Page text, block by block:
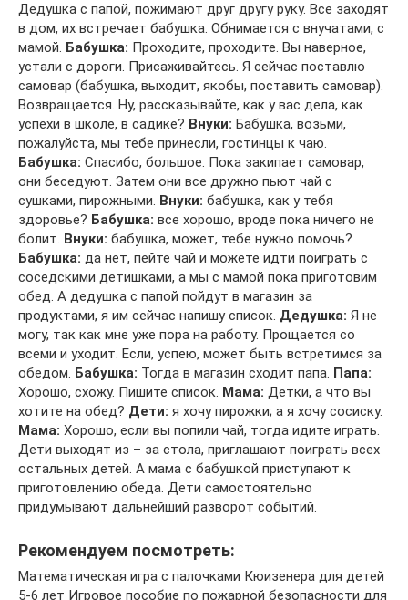
Дедушка с папой, пожимают друг другу руку. Все заходят
в дом, их встречает бабушка. Обнимается с внучатами, с
мамой. Бабушка: Проходите, проходите. Вы наверное,
устали с дороги. Присаживайтесь. Я сейчас поставлю
самовар (бабушка, выходит, якобы, поставить самовар).
Возвращается. Ну, рассказывайте, как у вас дела, как
успехи в школе, в садике? Внуки: Бабушка, возьми,
пожалуйста, мы тебе принесли, гостинцы к чаю.
Бабушка: Спасибо, большое. Пока закипает самовар,
они беседуют. Затем они все дружно пьют чай с
сушками, пирожными. Внуки: бабушка, как у тебя
здоровье? Бабушка: все хорошо, вроде пока ничего не
болит. Внуки: бабушка, может, тебе нужно помочь?
Бабушка: да нет, пейте чай и можете идти поиграть с
соседскими детишками, а мы с мамой пока приготовим
обед. А дедушка с папой пойдут в магазин за
продуктами, я им сейчас напишу список. Дедушка: Я не
могу, так как мне уже пора на работу. Прощается со
всеми и уходит. Если, успею, может быть встретимся за
обедом. Бабушка: Тогда в магазин сходит папа. Папа:
Хорошо, схожу. Пишите список. Мама: Детки, а что вы
хотите на обед? Дети: я хочу пирожки; а я хочу сосиску.
Мама: Хорошо, если вы попили чай, тогда идите играть.
Дети выходят из – за стола, приглашают поиграть всех
остальных детей. А мама с бабушкой приступают к
приготовлению обеда. Дети самостоятельно
придумывают дальнейший разворот событий.
Рекомендуем посмотреть:
Математическая игра с палочками Кюизенера для детей
5-6 лет Игровое пособие по пожарной безопасности для